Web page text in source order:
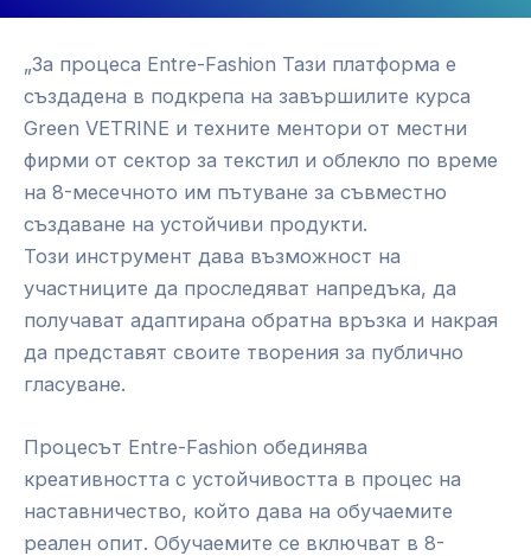
„За процеса Entre-Fashion Тази платформа е
създадена в подкрепа на завършилите курса
Green VETRINE и техните ментори от местни
фирми от сектор за текстил и облекло по време
на 8-месечното им пътуване за съвместно
създаване на устойчиви продукти.
Този инструмент дава възможност на
участниците да проследяват напредъка, да
получават адаптирана обратна връзка и накрая
да представят своите творения за публично
гласуване.
Процесът Entre-Fashion обединява
креативността с устойчивостта в процес на
наставничество, който дава на обучаемите
реален опит. Обучаемите се включват в 8-